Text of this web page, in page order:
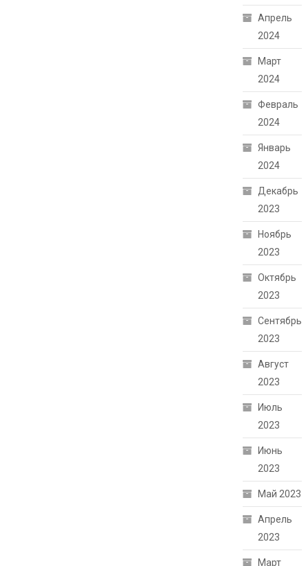
Апрель
2024
Март
2024
Февраль
2024
Январь
2024
Декабрь
2023
Ноябрь
2023
Октябрь
2023
Сентябрь
2023
Август
2023
Июль
2023
Июнь
2023
Май 2023
Апрель
2023
Март